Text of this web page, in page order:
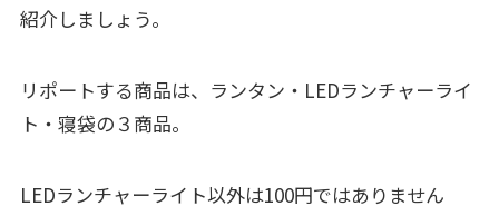
紹介しましょう。
リポートする商品は、ランタン・LEDランチャーライ
ト・寝袋の３商品。
LEDランチャーライト以外は100円ではありません